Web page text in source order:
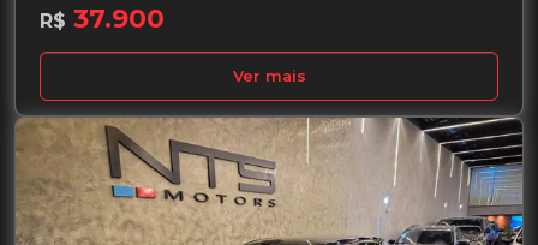
R$ 37.900
Ver mais